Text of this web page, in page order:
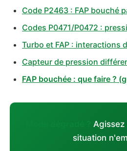
Code P2463 : FAP bouché
Codes P0471/P0472 :
Turbo et FAP : interactions
Capteur de pression
FAP bouchée : que faire ?
situation